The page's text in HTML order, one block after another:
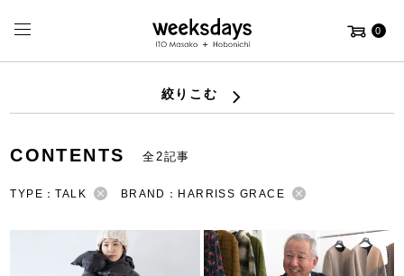
0
絞りこむ
CONTENTS 全2記事
TYPE：TALK BRAND：HARRISS GRACE